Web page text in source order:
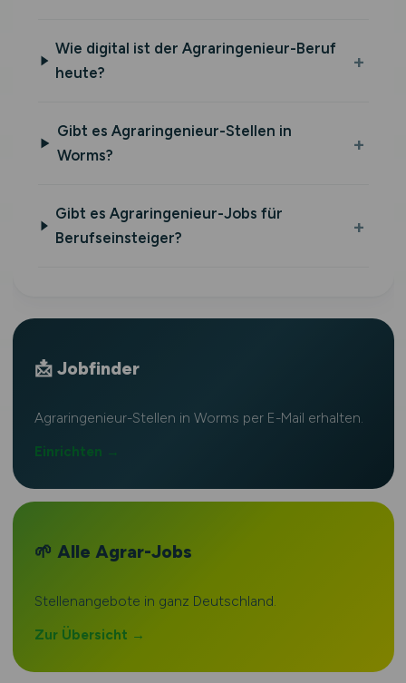
Wie digital ist der Agraringenieur-Beruf
heute?
Gibt es Agraringenieur-Stellen in
Worms?
Gibt es Agraringenieur-Jobs für
Berufseinsteiger?
📩 Jobfinder
Agraringenieur-Stellen in Worms per E-Mail erhalten.
Einrichten →
🌱 Alle Agrar-Jobs
Stellenangebote in ganz Deutschland.
Zur Übersicht →